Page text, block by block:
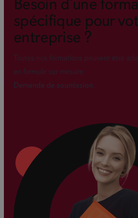
spécifique pour
entreprise ?
Toutes nos formations peuvent être
en formule sur mesure.
Demande de soumission